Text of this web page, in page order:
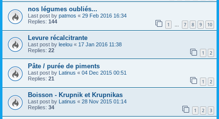
nos légumes oubliés...
Last post by patmos « 29 Feb 2016 16:34
Replies: 144 1 … 7 8 9 10
Levure récalcitrante
Last post by leelou « 17 Jan 2016 11:38
Replies: 22 1 2
Pâte / purée de piments
Last post by Latinus « 04 Dec 2015 00:51
Replies: 21 1 2
Boisson - Krupnik et Krupnikas
Last post by Latinus « 28 Nov 2015 01:14
Replies: 34 1 2 3